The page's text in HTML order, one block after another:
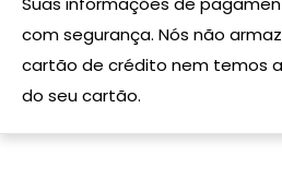
com segurança. Nós não
cartão de crédito nem temos
do seu cartão.